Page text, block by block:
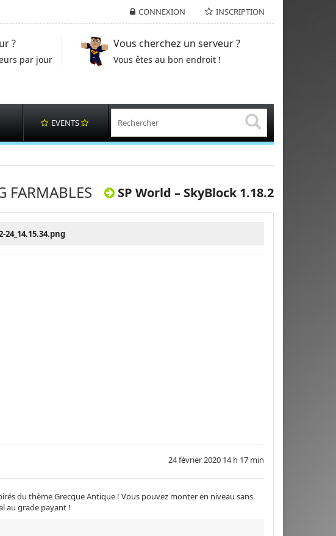
CONNEXION INSCRIPTION
?
par jour
Vous cherchez un serveur ?
Vous êtes au bon endroit !
EVENTS
SP World – SkyBlock 1.18.2
FARMABLES
24 février 2020 14 h 17 min
du thème Grecque Antique ! Vous pouvez monter en niveau sans
au grade payant !